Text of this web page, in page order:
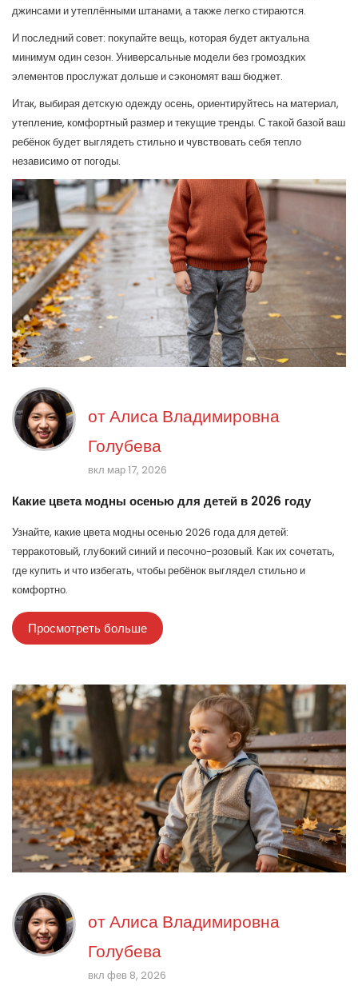
джинсами и утеплёнными штанами, а также легко стираются.
И последний совет: покупайте вещь, которая будет актуальна
минимум один сезон. Универсальные модели без громоздких
элементов прослужат дольше и сэкономят ваш бюджет.
Итак, выбирая детскую одежду осень, ориентируйтесь на материал,
утепление, комфортный размер и текущие тренды. С такой базой ваш
ребёнок будет выглядеть стильно и чувствовать себя тепло
независимо от погоды.
отАлиса Владимировна
Голубева
вкл мар 17, 2026
Какие цвета модны осенью для детей в 2026 году
Узнайте, какие цвета модны осенью 2026 года для детей:
терракотовый, глубокий синий и песочно-розовый. Как их сочетать,
где купить и что избегать, чтобы ребёнок выглядел стильно и
комфортно.
Просмотреть больше
отАлиса Владимировна
Голубева
вкл фев 8, 2026